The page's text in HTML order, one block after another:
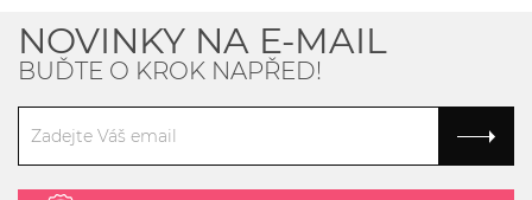
NOVINKY NA E-MAIL
BUĎTE O KROK NAPŘED!